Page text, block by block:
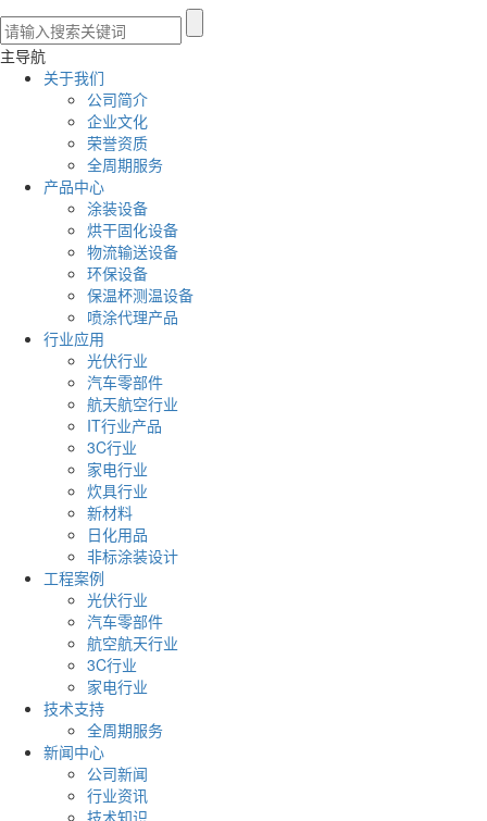
主导航
关于我们
公司简介
企业文化
荣誉资质
全周期服务
产品中心
涂装设备
烘干固化设备
物流输送设备
环保设备
保温杯测温设备
喷涂代理产品
行业应用
光伏行业
汽车零部件
航天航空行业
IT行业产品
3C行业
家电行业
炊具行业
新材料
日化用品
非标涂装设计
工程案例
光伏行业
汽车零部件
航空航天行业
3C行业
家电行业
技术支持
全周期服务
新闻中心
公司新闻
行业资讯